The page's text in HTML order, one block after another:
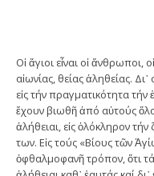
Οἱ ἅγιοι εἶναι οἱ ἄνθρωποι,
αἰωνίας, θείας ἀληθείας.
εἰς τήν πραγματικότητα
ἔχουν βιωθῆ ἀπό αὐτούς
ἀλήθειαι, εἰς ὁλόκληρον
των. Εἰς τούς «Βίους τῶν
ὀφθαλμοφανῆ τρόπον, ὅτι τά